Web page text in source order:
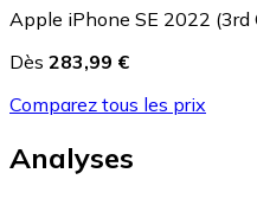
Apple iPhone SE 2022 (3rd
Dès 283,99 €
Comparez tous les prix
Analyses